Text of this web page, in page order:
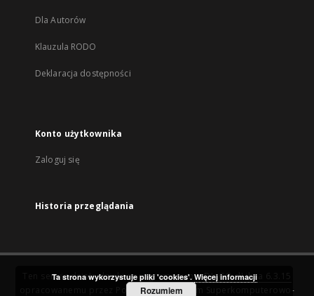
Dla Autorów
Klauzula RODO
Deklaracja dostępności
Konto użytkownika
Zaloguj się
Historia przeglądania
Ten serwis działa dzięki oprogramowaniuDInGO dLibra 6.3.15
Poznańskie Centrum Superkomputerowo-
Ta strona wykorzystuje pliki 'cookies'. Więcej informacji
Rozumiem